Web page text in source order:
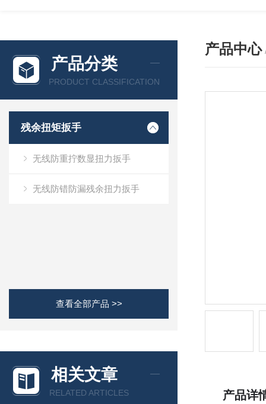
产品分类
PRODUCT CLASSIFICATION
残余扭矩扳手
无线防重拧数显扭力扳手
无线防错防漏残余扭力扳手
查看全部产品 >>
相关文章
RELATED ARTICLES
产品中心
产品详